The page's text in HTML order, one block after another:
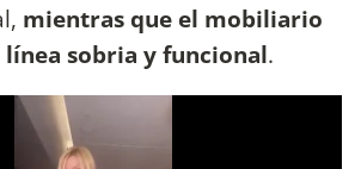
mientras que el mobiliario
sobria y funcional.